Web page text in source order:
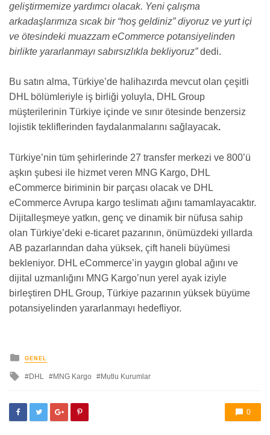
geliştirmemize yardımcı olacak. Yeni çalışma
arkadaşlarımıza sıcak bir “hoş geldiniz” diyoruz ve yurt içi
ve ötesindeki muazzam eCommerce potansiyelinden
birlikte yararlanmayı sabırsızlıkla bekliyoruz”dedi.
Bu satın alma, Türkiye’de halihazırda mevcut olan çeşitli
DHL bölümleriyle iş birliği yoluyla, DHL Group
müşterilerinin Türkiye içinde ve sınır ötesinde benzersiz
lojistik tekliflerinden faydalanmalarını sağlayacak.
Türkiye’nin tüm şehirlerinde 27 transfer merkezi ve 800’ü
aşkın şubesi ile hizmet veren MNG Kargo, DHL
eCommerce biriminin bir parçası olacak ve DHL
eCommerce Avrupa kargo teslimatı ağını tamamlayacaktır.
Dijitalleşmeye yatkın, genç ve dinamik bir nüfusa sahip
olan Türkiye’deki e-ticaret pazarının, önümüzdeki yıllarda
AB pazarlarından daha yüksek, çift haneli büyümesi
bekleniyor. DHL eCommerce’in yaygın global ağını ve
dijital uzmanlığını MNG Kargo’nun yerel ayak iziyle
birleştiren DHL Group, Türkiye pazarının yüksek büyüme
potansiyelinden yararlanmayı hedefliyor.
yayınlanan
GENEL
ileDHL MNG Kargo Mutlu Kurumlar
0